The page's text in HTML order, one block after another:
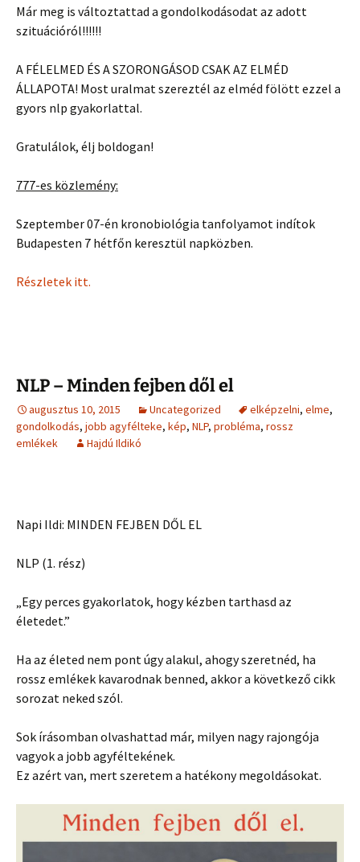
Már meg is változtattad a gondolkodásodat az adott
szituációról!!!!!!
A FÉLELMED ÉS A SZORONGÁSOD CSAK AZ ELMÉD
ÁLLAPOTA! Most uralmat szereztél az elméd fölött ezzel a
gyors nlp gyakorlattal.
Gratulálok, élj boldogan!
777-es közlemény:
Szeptember 07-én kronobiológia tanfolyamot indítok
Budapesten 7 hétfőn keresztül napközben.
Részletek itt.
NLP – Minden fejben dől el
augusztus 10, 2015 Uncategorized elképzelni, elme,
gondolkodás, jobb agyfélteke, kép, NLP, probléma, rossz
emlékek
Hajdú Ildikó
Napi Ildi: MINDEN FEJBEN DŐL EL
NLP (1. rész)
„Egy perces gyakorlatok, hogy kézben tarthasd az
életedet.”
Ha az életed nem pont úgy alakul, ahogy szeretnéd, ha
rossz emlékek kavarodnak benned, akkor a következő cikk
sorozat neked szól.
Sok írásomban olvashattad már, milyen nagy rajongója
vagyok a jobb agyféltekének.
Ez azért van, mert szeretem a hatékony megoldásokat.